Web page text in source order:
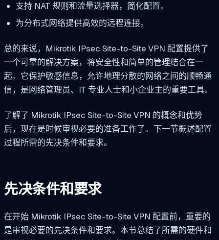
支持 NAT 规则和流量选择器，简化配置。
为分布式网络提供高效的远程连接。
总的来说，Mikrotik IPsec Site-to-Site VPN 配置提供了
一个可靠的解决方案，将安全性和简单的管理结合在一
起。它保护敏感信息，允许地理分散的网络之间的顺畅通
信，是网络管理员、IT 专业人士和小企业主的重要工具。
了解了 Mikrotik IPsec Site-to-Site VPN 的概念和优势
后，现在是时候审视必要的准备工作了。下一节概述配置
过程所需的先决条件和要求。
先决条件和要求
在开始 Mikrotik IPsec Site-to-Site VPN 配置前，重要的
是审视必要的先决条件和要求。本节总结了所需的硬件和